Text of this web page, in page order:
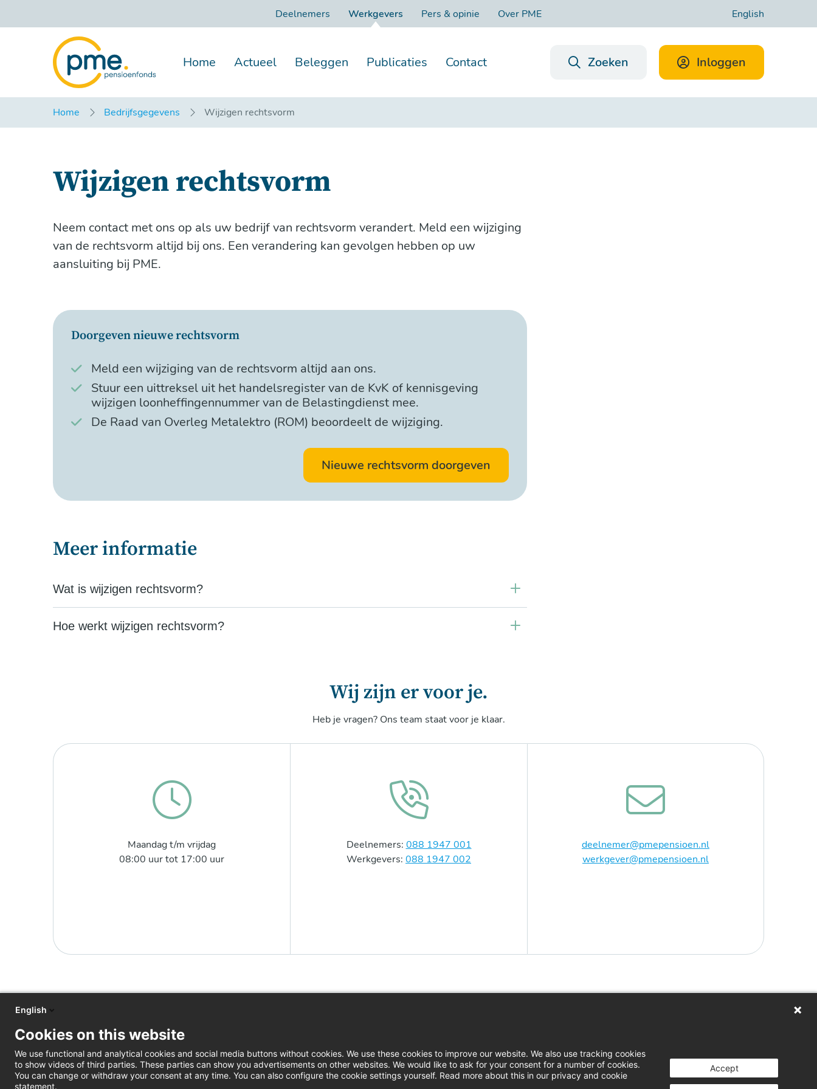
naar
Deelnemers Werkgevers Pers & opinie Over PME English
Home Actueel Beleggen Publicaties Contact Zoeken Inloggen
Home Bedrijfsgegevens Wijzigen rechtsvorm
Wijzigen rechtsvorm
Neem contact met ons op als uw bedrijf van rechtsvorm verandert. Meld een wijziging
van de rechtsvorm altijd bij ons. Een verandering kan gevolgen hebben op uw
aansluiting bij PME.
Doorgeven nieuwe rechtsvorm
Meld een wijziging van de rechtsvorm altijd aan ons.
Stuur een uittreksel uit het handelsregister van de KvK of kennisgeving
wijzigen loonheffingennummer van de Belastingdienst mee.
De Raad van Overleg Metalektro (ROM) beoordeelt de wijziging.
Nieuwe rechtsvorm doorgeven
Meer informatie
Wat is wijzigen rechtsvorm?
Hoe werkt wijzigen rechtsvorm?
Wij zijn er voor je.
Heb je vragen? Ons team staat voor je klaar.
Maandag t/m vrijdag
08:00 uur tot 17:00 uur
Deelnemers: 088 1947 001
Werkgevers: 088 1947 002
deelnemer@pmepensioen.nl
werkgever@pmepensioen.nl
Vacatures
Pers
English
Cookies on this website
We use functional and analytical cookies and social media buttons without cookies. We use these cookies to improve our website. We also use tracking cookies
to show videos of third parties. These parties can show you advertisements on other websites. We would like to ask for your consent for a number of cookies.
You can change or withdraw your consent at any time. You can also configure the cookie settings yourself. Read more about this in our privacy and cookie
statement.
Accept